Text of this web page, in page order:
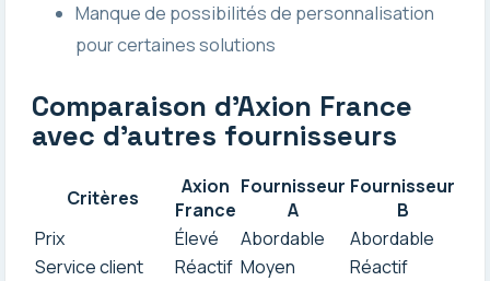
Manque de possibilités de personnalisation
pour certaines solutions
Comparaison d’Axion France
avec d’autres fournisseurs
Critères
Axion
France
Fournisseur
A
Fournisseur
B
Prix
Élevé Abordable
Abordable
Service client
Réactif Moyen
Réactif